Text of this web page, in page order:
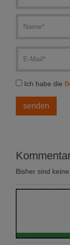
Ich habe die
Bisher sind